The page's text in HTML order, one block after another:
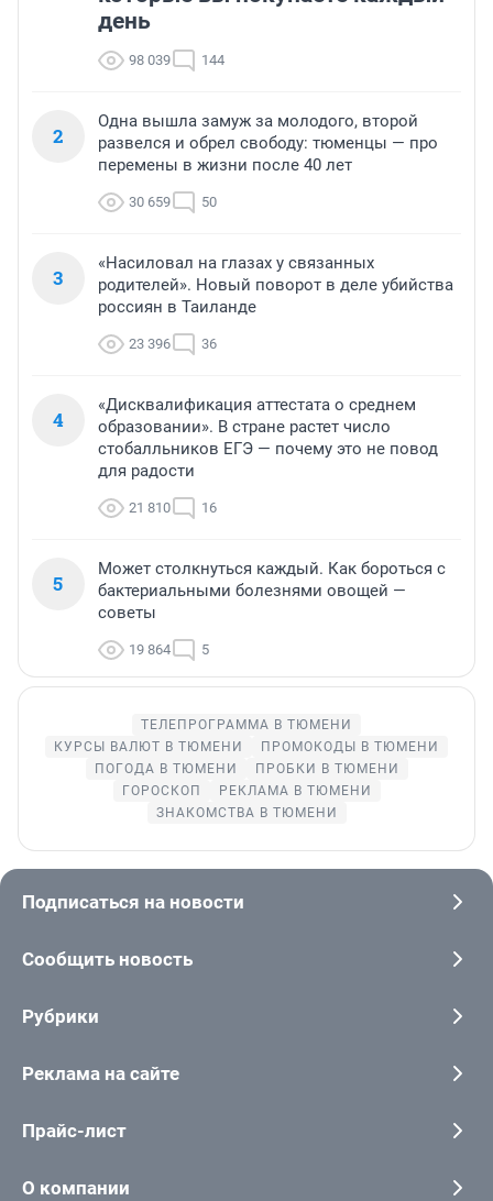
день
98 039 144
2
Одна вышла замуж за молодого, второй
развелся и обрел свободу: тюменцы — про
перемены в жизни после 40 лет
30 659 50
3
«Насиловал на глазах у связанных
родителей». Новый поворот в деле убийства
россиян в Таиланде
23 396 36
4
«Дисквалификация аттестата о среднем
образовании». В стране растет число
стобалльников ЕГЭ — почему это не повод
для радости
21 810 16
5
Может столкнуться каждый. Как бороться с
бактериальными болезнями овощей —
советы
19 864 5
ТЕЛЕПРОГРАММА В ТЮМЕНИ
КУРСЫ ВАЛЮТ В ТЮМЕНИ
ПРОМОКОДЫ В ТЮМЕНИ
ПОГОДА В ТЮМЕНИ
ПРОБКИ В ТЮМЕНИ
ГОРОСКОП
РЕКЛАМА В ТЮМЕНИ
ЗНАКОМСТВА В ТЮМЕНИ
Подписаться на новости
Сообщить новость
Рубрики
Реклама на сайте
Прайс-лист
О компании